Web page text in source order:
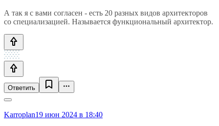
А так я с вами согласен - есть 20 разных видов архитекторов
со специализацией. Называется функциональный архитектор.
Ответить
Karroplan19 июн 2024 в 18:40